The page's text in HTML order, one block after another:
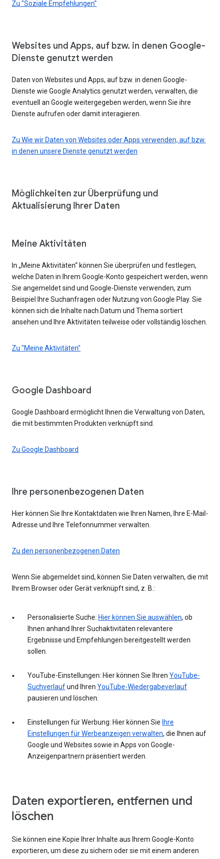
Zu "Soziale Empfehlungen"
Websites und Apps, auf bzw. in denen Google-
Dienste genutzt werden
Daten von Websites und Apps, auf bzw. in denen Google-
Dienste wie Google Analytics genutzt werden, verwalten, die
eventuell an Google weitergegeben werden, wenn Sie ihre
Dienste aufrufen oder damit interagieren.
Zu Wie wir Daten von Websites oder Apps verwenden, auf bzw.
in denen unsere Dienste genutzt werden
Möglichkeiten zur Überprüfung und
Aktualisierung Ihrer Daten
Meine Aktivitäten
In „Meine Aktivitäten“ können Sie überprüfen und festlegen,
welche Daten in Ihrem Google-Konto gespeichert werden, wenn
Sie angemeldet sind und Google-Dienste verwenden, zum
Beispiel Ihre Suchanfragen oder Nutzung von Google Play. Sie
können sich die Inhalte nach Datum und Thema sortiert
ansehen und Ihre Aktivitäten teilweise oder vollständig löschen.
Zu "Meine Aktivitäten"
Google Dashboard
Google Dashboard ermöglicht Ihnen die Verwaltung von Daten,
die mit bestimmten Produkten verknüpft sind.
Zu Google Dashboard
Ihre personenbezogenen Daten
Hier können Sie Ihre Kontaktdaten wie Ihren Namen, Ihre E-Mail-
Adresse und Ihre Telefonnummer verwalten.
Zu den personenbezogenen Daten
Wenn Sie abgemeldet sind, können Sie Daten verwalten, die mit
Ihrem Browser oder Gerät verknüpft sind, z. B.:
Personalisierte Suche: Hier können Sie auswählen, ob
Ihnen anhand Ihrer Suchaktivitäten relevantere
Ergebnisse und Empfehlungen bereitgestellt werden
sollen.
YouTube-Einstellungen: Hier können Sie Ihren YouTube-
Suchverlaufund Ihren YouTube-Wiedergabeverlauf
pausieren und löschen.
Einstellungen für Werbung: Hier können Sie Ihre
Einstellungen für Werbeanzeigen verwalten, die Ihnen auf
Google und Websites sowie in Apps von Google-
Anzeigenpartnern präsentiert werden.
Daten exportieren, entfernen und
löschen
Sie können eine Kopie Ihrer Inhalte aus Ihrem Google-Konto
exportieren, um diese zu sichern oder sie mit einem anderen